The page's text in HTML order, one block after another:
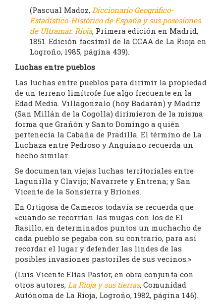
(Pascual Madoz, Diccionario Geográfico-
Estadístico-Histórico de España y sus posesiones
de Ultramar. Rioja, Primera edición en Madrid,
1851. Edición facsímil de la CCAA de La Rioja en
Logroño, 1985, página 439).
Luchas entre pueblos
Las luchas entre pueblos para dirimir la propiedad
de un terreno limítrofe fue algo frecuente en la
Edad Media. Villagonzalo (hoy Badarán) y Madriz
(San Millán de la Cogolla) dirimieron de la misma
forma que Grañón y Santo Domingo a quién
pertenecía la Cabaña de Pradilla. El término de La
Luchaza entre Pedroso y Anguiano recuerda un
hecho similar.
Se documentan viejas luchas territoriales entre
Lagunilla y Clavijo; Navarrete y Entrena; y San
Vicente de la Sonsierra y Briones.
En Ortigosa de Cameros todavía se recuerda que
«cuando se recorrían las mugas con los de El
Rasillo, en determinados puntos un muchacho de
cada pueblo se pegaba con su contrario, para así
recordar el lugar y defender las lindes de las
posibles invasiones pastoriles de sus vecinos.»
(Luis Vicente Elías Pastor, en obra conjunta con
otros autores, La Rioja y sus tierras, Comunidad
Autónoma de La Rioja, Logroño, 1982, página 146).